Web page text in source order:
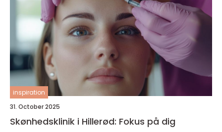
inspiration
31. October 2025
Skønhedsklinik i Hillerød: Fokus på dig